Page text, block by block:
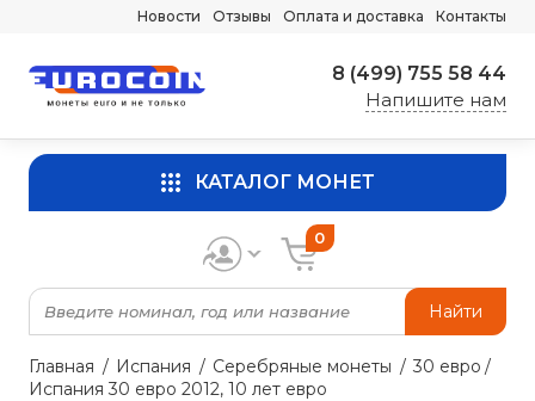
Новости Отзывы Оплата и доставка Контакты
8 (499) 755 58 44
Напишите нам
КАТАЛОГ МОНЕТ
Найти
0
Главная Испания Серебряные монеты
30 евро
Испания 30 евро 2012, 10 лет евро